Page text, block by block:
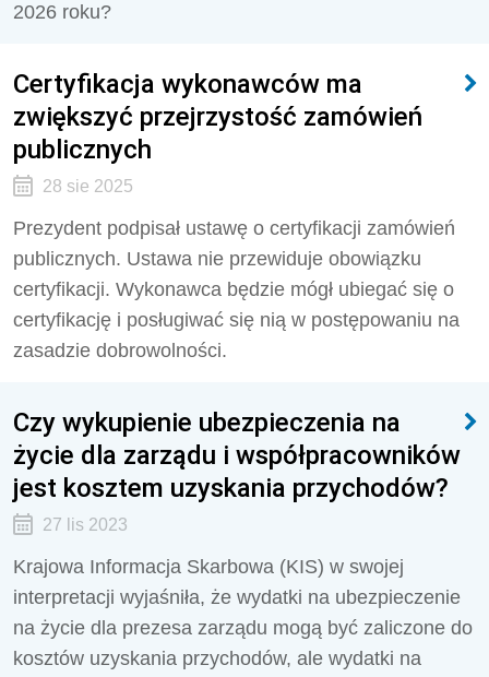
2026 roku?
Certyfikacja wykonawców ma
zwiększyć przejrzystość zamówień
publicznych
28 sie 2025
Prezydent podpisał ustawę o certyfikacji zamówień
publicznych. Ustawa nie przewiduje obowiązku
certyfikacji. Wykonawca będzie mógł ubiegać się o
certyfikację i posługiwać się nią w postępowaniu na
zasadzie dobrowolności.
Czy wykupienie ubezpieczenia na
życie dla zarządu i współpracowników
jest kosztem uzyskania przychodów?
27 lis 2023
Krajowa Informacja Skarbowa (KIS) w swojej
interpretacji wyjaśniła, że wydatki na ubezpieczenie
na życie dla prezesa zarządu mogą być zaliczone do
kosztów uzyskania przychodów, ale wydatki na